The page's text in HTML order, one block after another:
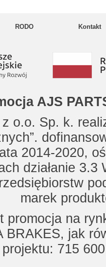
RODO Kontakt
AJS
o.o. Sp. k.
2014-2020,
działanie
marek
promocja na
BRAKES, jak
715